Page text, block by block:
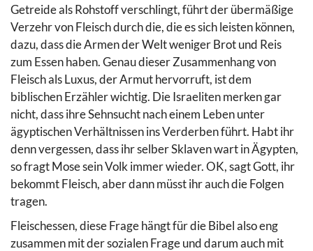
Getreide als Rohstoff verschlingt, führt der übermäßige
Verzehr von Fleisch durch die, die es sich leisten können,
dazu, dass die Armen der Welt weniger Brot und Reis
zum Essen haben. Genau dieser Zusammenhang von
Fleisch als Luxus, der Armut hervorruft, ist dem
biblischen Erzähler wichtig. Die Israeliten merken gar
nicht, dass ihre Sehnsucht nach einem Leben unter
ägyptischen Verhältnissen ins Verderben führt. Habt ihr
denn vergessen, dass ihr selber Sklaven wart in Ägypten,
so fragt Mose sein Volk immer wieder. OK, sagt Gott, ihr
bekommt Fleisch, aber dann müsst ihr auch die Folgen
tragen.
Fleischessen, diese Frage hängt für die Bibel also eng
zusammen mit der sozialen Frage und darum auch mit